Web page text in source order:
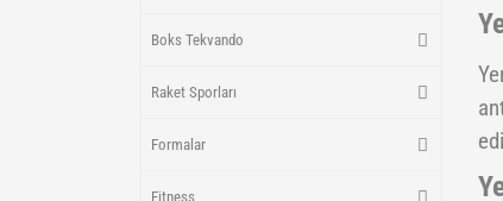
Boks Tekvando
Raket Sporları
Formalar
Fitness